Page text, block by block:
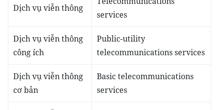
Dịch vụ viễn thông
services
Dịch vụ viễn thông
công ích
Public-utility
telecommunications services
Dịch vụ viễn thông
cơ bản
Basic telecommunications
services